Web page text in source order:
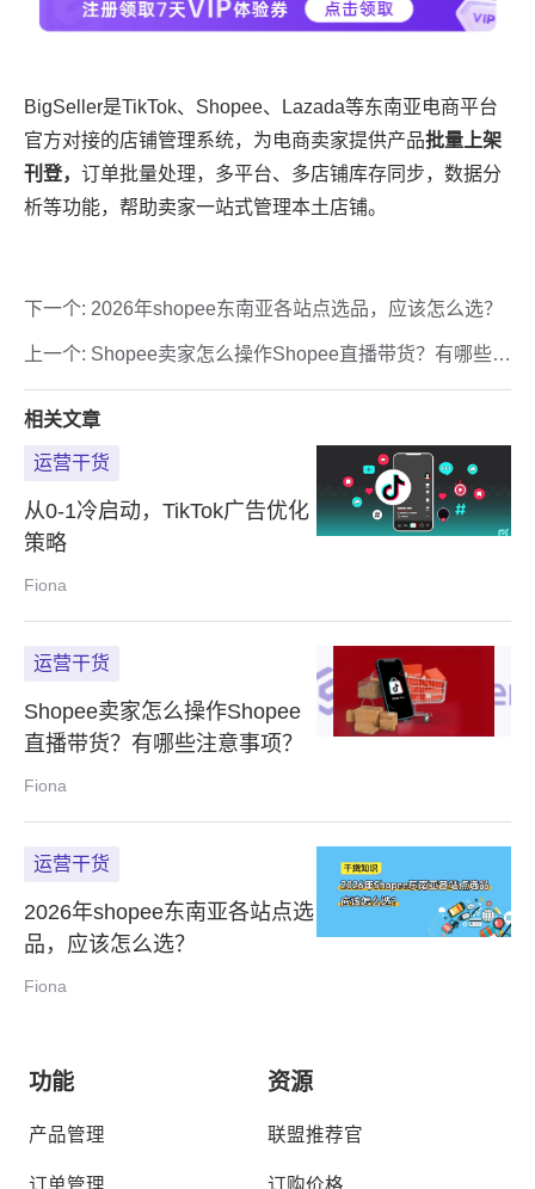
上一个: Shopee卖家怎么操作Shopee直播带货？有哪些注
下一个: 2026年shopee东南亚各站点选品，应该怎么选？
相关文章
运营干货
从0-1冷启动，TikTok广告优化
策略
Fiona
运营干货
Shopee卖家怎么操作Shopee
直播带货？有哪些注意事项？
Fiona
运营干货
2026年shopee东南亚各站点选
品，应该怎么选？
Fiona
功能
产品管理
订单管理
资源
联盟推荐官
订购价格